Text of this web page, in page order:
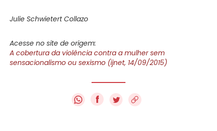
Julie Schwietert Collazo
Acesse no site de origem:
A cobertura da violência contra a mulher sem
sensacionalismo ou sexismo (ijnet, 14/09/2015)
f